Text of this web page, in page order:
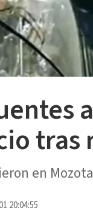
tras
en
20:04:55